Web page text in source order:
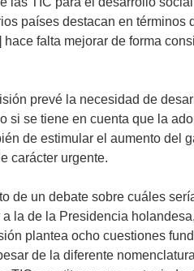
países destacan en
hace falta mejorar de forma
prevé la necesidad de
si se tiene en cuenta que la
de estimular el aumento del
carácter urgente.
de un debate sobre cuáles
la de la Presidencia
plantea ocho cuestiones
de la diferente